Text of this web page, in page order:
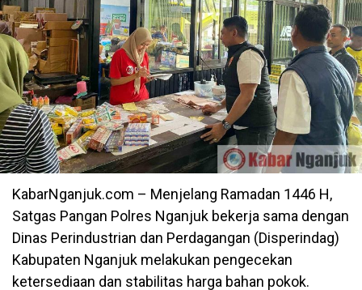
KabarNganjuk.com – Menjelang Ramadan 1446 H,
Satgas Pangan Polres Nganjuk bekerja sama dengan
Dinas Perindustrian dan Perdagangan (Disperindag)
Kabupaten Nganjuk melakukan pengecekan
ketersediaan dan stabilitas harga bahan pokok.